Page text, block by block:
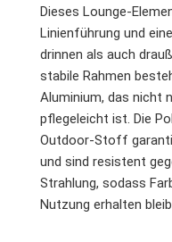
Dieses Lounge-
Linienführung und
drinnen als auch
stabile Rahmen
Aluminium, das nicht
pflegeleicht ist. Die
Outdoor-Stoff
und sind resistent
Strahlung, sodass
Nutzung erhalten